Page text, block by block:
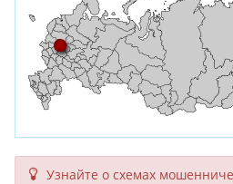
Узнайте о схемах